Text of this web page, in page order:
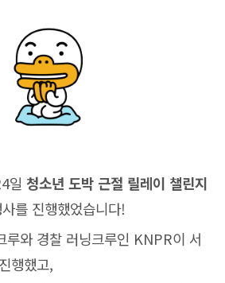
일 청소년 도박 근절 릴레이 챌린지
를 진행했었습니다!
루와 경찰 러닝크루인 KNPR이 서
행했고,